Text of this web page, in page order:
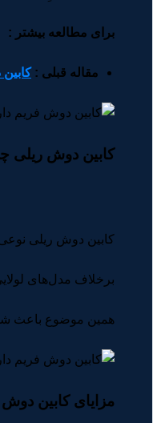
برای مطالعه بیشتر :
مقاله قبلی :
کابین دوش ریلی
کابین دوش ریلی
برخلاف مدل‌های
همین موضوع باعث
مزایای کابین